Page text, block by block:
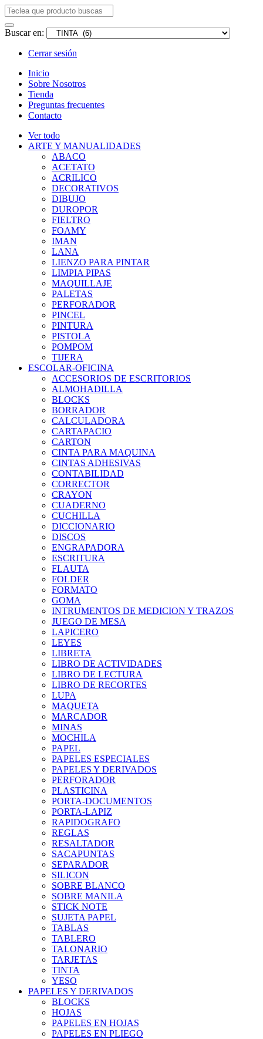
Buscar en:
Cerrar sesión
Inicio
Sobre Nosotros
Tienda
Preguntas frecuentes
Contacto
Ver todo
ARTE Y MANUALIDADES
ABACO
ACETATO
ACRILICO
DECORATIVOS
DIBUJO
DUROPOR
FIELTRO
FOAMY
IMAN
LANA
LIENZO PARA PINTAR
LIMPIA PIPAS
MAQUILLAJE
PALETAS
PERFORADOR
PINCEL
PINTURA
PISTOLA
POMPOM
TIJERA
ESCOLAR-OFICINA
ACCESORIOS DE ESCRITORIOS
ALMOHADILLA
BLOCKS
BORRADOR
CALCULADORA
CARTAPACIO
CARTON
CINTA PARA MAQUINA
CINTAS ADHESIVAS
CONTABILIDAD
CORRECTOR
CRAYON
CUADERNO
CUCHILLA
DICCIONARIO
DISCOS
ENGRAPADORA
ESCRITURA
FLAUTA
FOLDER
FORMATO
GOMA
INTRUMENTOS DE MEDICION Y TRAZOS
JUEGO DE MESA
LAPICERO
LEYES
LIBRETA
LIBRO DE ACTIVIDADES
LIBRO DE LECTURA
LIBRO DE RECORTES
LUPA
MAQUETA
MARCADOR
MINAS
MOCHILA
PAPEL
PAPELES ESPECIALES
PAPELES Y DERIVADOS
PERFORADOR
PLASTICINA
PORTA-DOCUMENTOS
PORTA-LAPIZ
RAPIDOGRAFO
REGLAS
RESALTADOR
SACAPUNTAS
SEPARADOR
SILICON
SOBRE BLANCO
SOBRE MANILA
STICK NOTE
SUJETA PAPEL
TABLAS
TABLERO
TALONARIO
TARJETAS
TINTA
YESO
PAPELES Y DERIVADOS
BLOCKS
HOJAS
PAPELES EN HOJAS
PAPELES EN PLIEGO